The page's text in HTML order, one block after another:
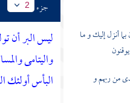
أنزل إليك و ما
من ربهم و
جزء 2
ليس البر أن
واليتامى
البأس أولئك